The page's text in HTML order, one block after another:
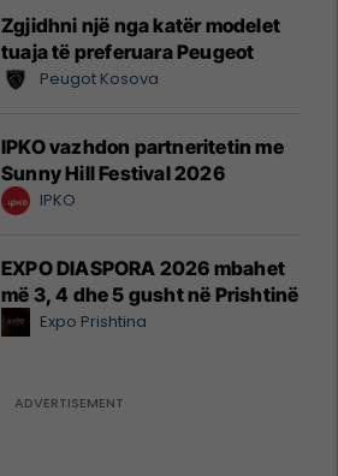
Zgjidhni një nga katër modelet
tuaja të preferuara Peugeot
Peugot Kosova
IPKO vazhdon partneritetin me
Sunny Hill Festival 2026
IPKO
EXPO DIASPORA 2026 mbahet
më 3, 4 dhe 5 gusht në Prishtinë
Expo Prishtina